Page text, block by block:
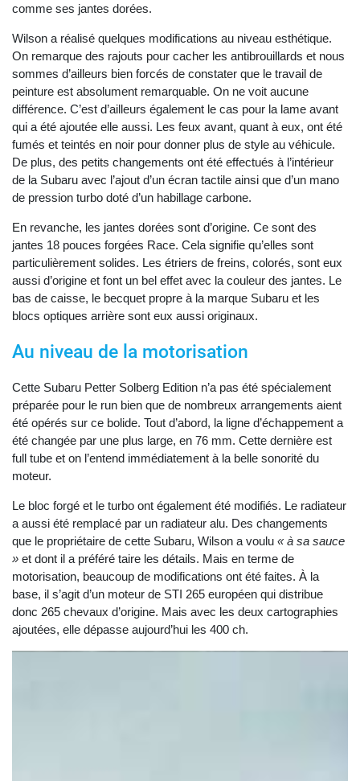
comme ses jantes dorées.
Wilson a réalisé quelques modifications au niveau esthétique.
On remarque des rajouts pour cacher les antibrouillards et nous
sommes d’ailleurs bien forcés de constater que le travail de
peinture est absolument remarquable. On ne voit aucune
différence. C’est d’ailleurs également le cas pour la lame avant
qui a été ajoutée elle aussi. Les feux avant, quant à eux, ont été
fumés et teintés en noir pour donner plus de style au véhicule.
De plus, des petits changements ont été effectués à l’intérieur
de la Subaru avec l’ajout d’un écran tactile ainsi que d’un mano
de pression turbo doté d’un habillage carbone.
En revanche, les jantes dorées sont d’origine. Ce sont des
jantes 18 pouces forgées Race. Cela signifie qu’elles sont
particulièrement solides. Les étriers de freins, colorés, sont eux
aussi d’origine et font un bel effet avec la couleur des jantes. Le
bas de caisse, le becquet propre à la marque Subaru et les
blocs optiques arrière sont eux aussi originaux.
Au niveau de la motorisation
Cette Subaru Petter Solberg Edition n’a pas été spécialement
préparée pour le run bien que de nombreux arrangements aient
été opérés sur ce bolide. Tout d’abord, la ligne d’échappement a
été changée par une plus large, en 76 mm. Cette dernière est
full tube et on l’entend immédiatement à la belle sonorité du
moteur.
Le bloc forgé et le turbo ont également été modifiés. Le radiateur
a aussi été remplacé par un radiateur alu. Des changements
que le propriétaire de cette Subaru, Wilson a voulu « à sa sauce
» et dont il a préféré taire les détails. Mais en terme de
motorisation, beaucoup de modifications ont été faites. À la
base, il s’agit d’un moteur de STI 265 européen qui distribue
donc 265 chevaux d’origine. Mais avec les deux cartographies
ajoutées, elle dépasse aujourd’hui les 400 ch.